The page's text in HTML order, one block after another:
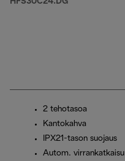
HFS30C24.DG
2 tehotasoa
Kantokahva
IPX21-tason suojaus
Autom. virrankatkaisu